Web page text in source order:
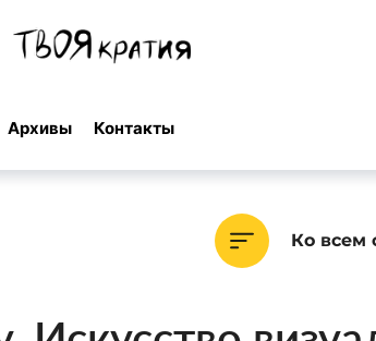
Архивы Контакты
Ко всем